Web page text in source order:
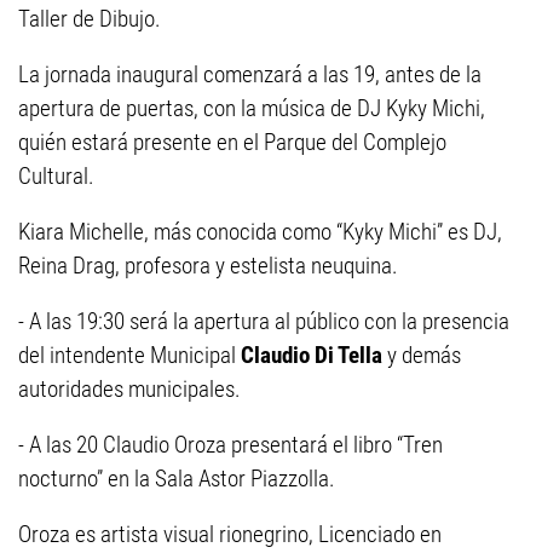
Taller de Dibujo.
La jornada inaugural comenzará a las 19, antes de la
apertura de puertas, con la música de DJ Kyky Michi,
quién estará presente en el Parque del Complejo
Cultural.
Kiara Michelle, más conocida como “Kyky Michi” es DJ,
Reina Drag, profesora y estelista neuquina.
- A las 19:30 será la apertura al público con la presencia
del intendente Municipal Claudio Di Tellay demás
autoridades municipales.
- A las 20 Claudio Oroza presentará el libro “Tren
nocturno” en la Sala Astor Piazzolla.
Oroza es artista visual rionegrino, Licenciado en